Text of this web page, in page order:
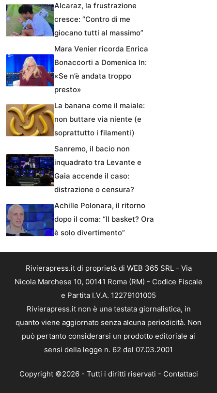
Alcaraz, la frustrazione
cresce: “Contro di me
giocano tutti al massimo”
Mara Venier ricorda Enrica
Bonaccorti a Domenica In:
«Se n’è andata troppo
presto»
La banana come il maiale:
non buttare via niente (e
soprattutto i filamenti)
Sanremo, il bacio non
inquadrato tra Levante e
Gaia accende il caso:
distrazione o censura?
Achille Polonara, il ritorno
dopo il coma: “Il basket? Ora
è solo divertimento”
Rivierapress.it di proprietà di WEB 365 SRL - Via
Nicola Marchese 10, 00141 Roma (RM) - Codice Fiscale
e Partita I.V.A. 12279101005
Rivierapress.it non è una testata giornalistica, in
quanto viene aggiornato senza alcuna periodicità. Non
può pertanto considerarsi un prodotto editoriale ai
sensi della legge n. 62 del 07.03.2001
Copyright ©2026 - Tutti i diritti riservati - Contattaci